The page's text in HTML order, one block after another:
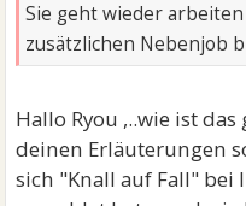
Sie geht wieder
zusätzlichen Nebenjob
Hallo Ryou ,..wie ist
deinen Erläuterungen
sich "Knall auf Fall"